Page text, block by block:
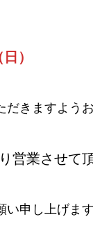
）
きますよう
営業させて
申し上げます